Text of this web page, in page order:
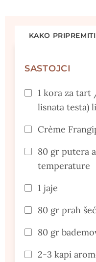
KAKO PRIPREMITI
SASTOJCI
1 kora za tart
lisnata testa)
Crème
80 gr putera
temperature
1 jaje
80 gr prah
80 gr
2-3 kapi